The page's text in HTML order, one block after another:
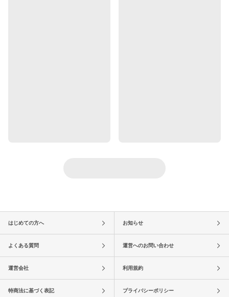
はじめての方へ お知らせ
よくある質問 運営へのお問い合わせ
運営会社 利用規約
特商法に基づく表記 プライバシーポリシー